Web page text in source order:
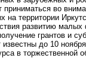
приниматься во
на территории
развитию
грантов и
известны до 10
в торжественной